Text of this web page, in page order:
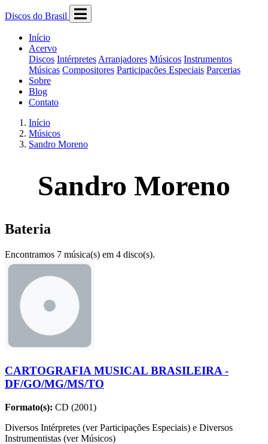
Discos do Brasil
Início
Acervo
Discos Intérpretes Arranjadores Músicos Instrumentos
Músicas Compositores Participações Especiais Parcerias
Sobre
Blog
Contato
Início
Músicos
Sandro Moreno
Sandro Moreno
Bateria
Encontramos 7 música(s) em 4 disco(s).
CARTOGRAFIA MUSICAL BRASILEIRA -
DF/GO/MG/MS/TO
Formato(s): CD (2001)
Diversos Intérpretes (ver Participações Especiais) e Diversos
Instrumentistas (ver Músicos)